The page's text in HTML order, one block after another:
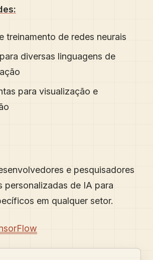
treinamento de redes neurais
diversas linguagens de
para visualização e
e pesquisadores
personalizadas de IA para
em qualquer setor.